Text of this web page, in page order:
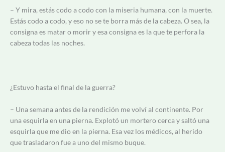
– Y mira, estás codo a codo con la miseria humana, con la muerte.
Estás codo a codo, y eso no se te borra más de la cabeza. O sea, la
consigna es matar o morir y esa consigna es la que te perfora la
cabeza todas las noches.
¿Estuvo hasta el final de la guerra?
– Una semana antes de la rendición me volví al continente. Por
una esquirla en una pierna. Explotó un mortero cerca y saltó una
esquirla que me dio en la pierna. Esa vez los médicos, al herido
que trasladaron fue a uno del mismo buque.